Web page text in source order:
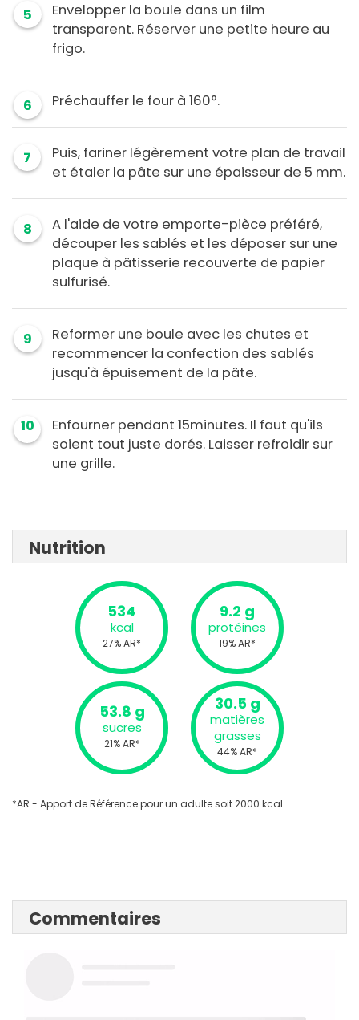
5
Envelopper la boule dans un film
transparent. Réserver une petite heure au
frigo.
6 Préchauffer le four à 160°.
7
Puis, fariner légèrement votre plan de travail
et étaler la pâte sur une épaisseur de 5 mm.
8
A l'aide de votre emporte-pièce préféré,
découper les sablés et les déposer sur une
plaque à pâtisserie recouverte de papier
sulfurisé.
9
Reformer une boule avec les chutes et
recommencer la confection des sablés
jusqu'à épuisement de la pâte.
10
Enfourner pendant 15minutes. Il faut qu'ils
soient tout juste dorés. Laisser refroidir sur
une grille.
Nutrition
534
kcal
27% AR*
9.2 g
protéines
19% AR*
53.8 g
sucres
21% AR*
30.5 g
matières
grasses
44% AR*
*AR - Apport de Référence pour un adulte soit 2000 kcal
Commentaires